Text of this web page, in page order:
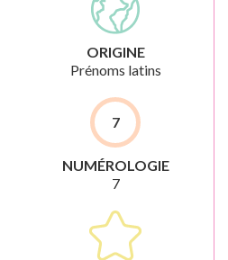
ORIGINE
Prénoms latins
7
NUMÉROLOGIE
7